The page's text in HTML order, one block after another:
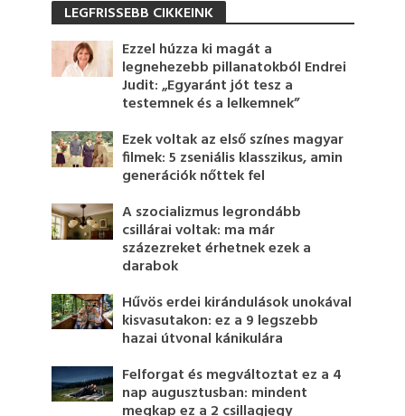
LEGFRISSEBB CIKKEINK
Ezzel húzza ki magát a
legnehezebb pillanatokból Endrei
Judit: „Egyaránt jót tesz a
testemnek és a lelkemnek”
Ezek voltak az első színes magyar
filmek: 5 zseniális klasszikus, amin
generációk nőttek fel
A szocializmus legrondább
csillárai voltak: ma már
százezreket érhetnek ezek a
darabok
Hűvös erdei kirándulások unokával
kisvasutakon: ez a 9 legszebb
hazai útvonal kánikulára
Felforgat és megváltoztat ez a 4
nap augusztusban: mindent
megkap ez a 2 csillagjegy